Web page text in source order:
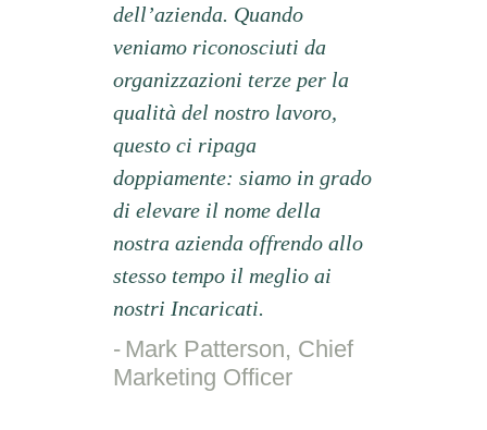
dell’azienda. Quando
veniamo riconosciuti da
organizzazioni terze per la
qualità del nostro lavoro,
questo ci ripaga
doppiamente: siamo in grado
di elevare il nome della
nostra azienda offrendo allo
stesso tempo il meglio ai
nostri Incaricati.
Mark Patterson, Chief
Marketing Officer